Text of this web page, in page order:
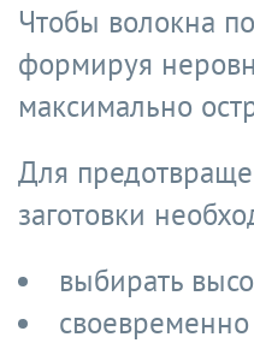
Чтобы волокна
формируя
максимально
Для
заготовки
выбирать